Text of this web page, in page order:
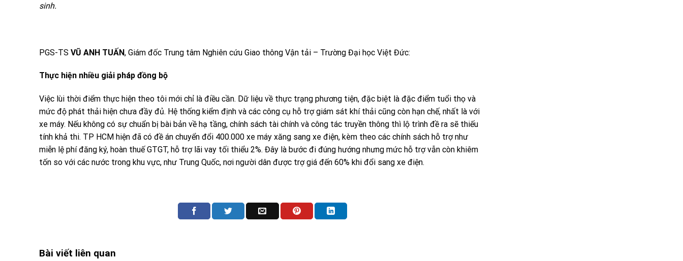
sinh.
PGS-TS VŨ ANH TUẤN, Giám đốc Trung tâm Nghiên cứu Giao thông Vận tải – Trường Đại học Việt Đức:
Thực hiện nhiều giải pháp đồng bộ
Việc lùi thời điểm thực hiện theo tôi mới chỉ là điều cần. Dữ liệu về thực trạng phương tiện, đặc biệt là đặc điểm tuổi thọ và
mức độ phát thải hiện chưa đầy đủ. Hệ thống kiểm định và các công cụ hỗ trợ giám sát khí thải cũng còn hạn chế, nhất là với
xe máy. Nếu không có sự chuẩn bị bài bản về hạ tầng, chính sách tài chính và công tác truyền thông thì lộ trình đề ra sẽ thiếu
tính khả thi. TP HCM hiện đã có đề án chuyển đổi 400.000 xe máy xăng sang xe điện, kèm theo các chính sách hỗ trợ như
miễn lệ phí đăng ký, hoàn thuế GTGT, hỗ trợ lãi vay tối thiểu 2%. Đây là bước đi đúng hướng nhưng mức hỗ trợ vẫn còn khiêm
tốn so với các nước trong khu vực, như Trung Quốc, nơi người dân được trợ giá đến 60% khi đổi sang xe điện.
Bài viết liên quan